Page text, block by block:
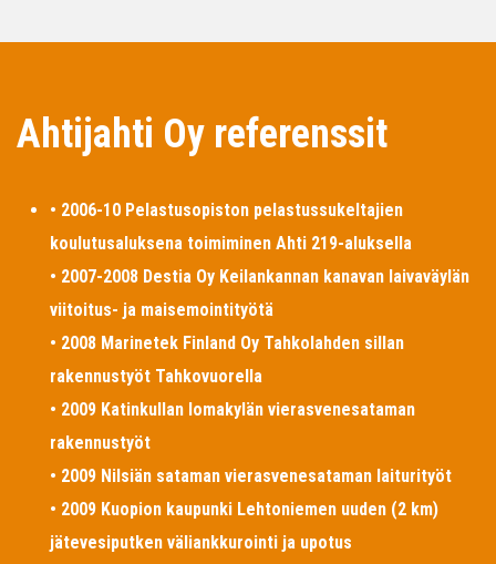
Ahtijahti Oy referenssit
• 2006-10 Pelastusopiston pelastussukeltajien
koulutusaluksena toimiminen Ahti 219-aluksella
• 2007-2008 Destia Oy Keilankannan kanavan laivaväylän
viitoitus- ja maisemointityötä
• 2008 Marinetek Finland Oy Tahkolahden sillan
rakennustyöt Tahkovuorella
• 2009 Katinkullan lomakylän vierasvenesataman
rakennustyöt
• 2009 Nilsiän sataman vierasvenesataman laiturityöt
• 2009 Kuopion kaupunki Lehtoniemen uuden (2 km)
jätevesiputken väliankkurointi ja upotus